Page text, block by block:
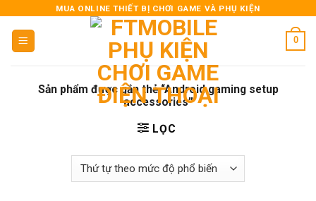
content
MUA ONLINE THIẾT BỊ CHƠI GAME VÀ PHỤ KIỆN
0
Sản phẩm được gắn thẻ “Android gaming setup
accessories”
LỌC